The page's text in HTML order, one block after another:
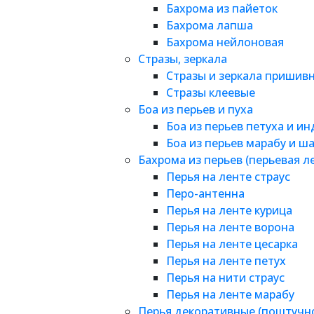
Бахрома из пайеток
Бахрома лапша
Бахрома нейлоновая
Стразы, зеркала
Стразы и зеркала
Стразы клеевые
Боа из перьев и пуха
Боа из перьев петуха и
Боа из перьев марабу и
Бахрома из перьев (перьевая
Перья на ленте страус
Перо-антенна
Перья на ленте курица
Перья на ленте ворона
Перья на ленте цесарка
Перья на ленте петух
Перья на нити страус
Перья на ленте марабу